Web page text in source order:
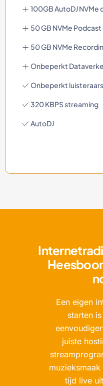
100GB AutoDJ NVMe
50 GB NVMe
50 GB NVMe
Onbeperkt
Onbeperkt luisteraars
320 KBPS streaming
AutoDJ
Een eigen
starten
juiste
tijd live